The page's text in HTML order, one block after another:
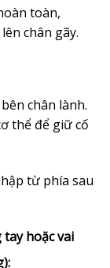
toàn,
chân gãy.
chân lành.
thể để giữ cố
từ phía sau
hoặc vai